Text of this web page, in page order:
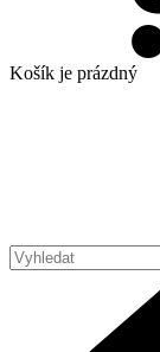
Košík je prázdný